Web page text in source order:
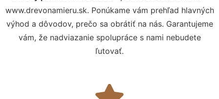
www.drevonamieru.sk. Ponúkame vám prehľad hlavných
výhod a dôvodov, prečo sa obrátiť na nás. Garantujeme
vám, že nadviazanie spolupráce s nami nebudete
ľutovať.